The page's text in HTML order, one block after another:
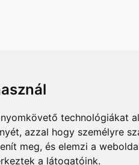
technológiákat
azzal hogy személyre
meg, és elemzi a
a látogatóink.
KFT.
KECSKEMÉT
2.